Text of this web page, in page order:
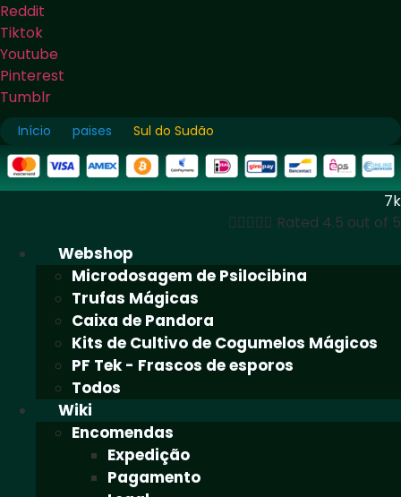
Reddit
Tiktok
Youtube
Pinterest
Tumblr
Início paises Sul do Sudão
7k
 Rated 4.5 out of 5
Webshop
Microdosagem de Psilocibina
Trufas Mágicas
Caixa de Pandora
Kits de Cultivo de Cogumelos Mágicos
PF Tek - Frascos de esporos
Todos
Wiki
Encomendas
Expedição
Pagamento